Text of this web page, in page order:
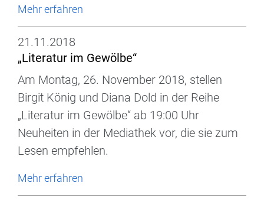
Mehr erfahren
21.11.2018
„Literatur im Gewölbe“
Am Montag, 26. November 2018, stellen
Birgit König und Diana Dold in der Reihe
„Literatur im Gewölbe“ ab 19:00 Uhr
Neuheiten in der Mediathek vor, die sie zum
Lesen empfehlen.
Mehr erfahren